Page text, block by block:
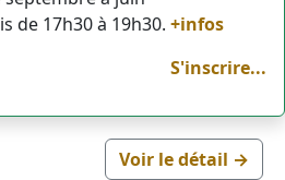
de 17h30 à 19h30. +infos
S'inscrire...
Voir le détail →